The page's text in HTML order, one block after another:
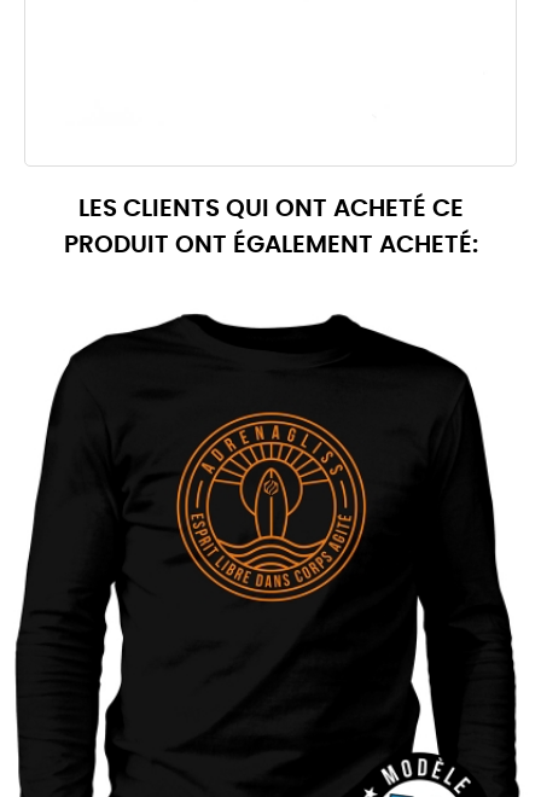
LES CLIENTS QUI ONT ACHETÉ CE
PRODUIT ONT ÉGALEMENT ACHETÉ: